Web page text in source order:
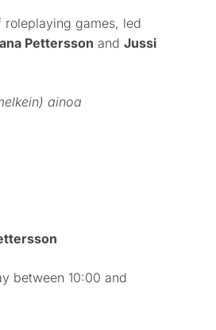
roleplaying games, led
Pettersson and Jussi
ainoa
between 10:00 and